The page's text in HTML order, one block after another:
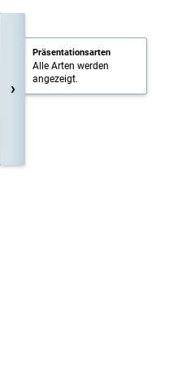
›
Präsentationsarten
Alle Arten werden
angezeigt.